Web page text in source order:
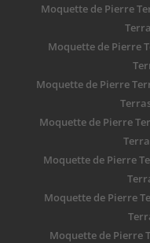
Moquette de Pierre
Moquette de Pierre
Moquette de Pierre
Moquette de Pierre
Moquette de Pierre
Moquette de Pierre
Moquette de Pierre